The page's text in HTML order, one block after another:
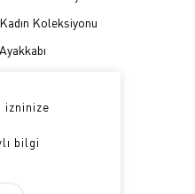
Kadın Koleksiyonu
Ayakkabı
Sweatshirt
izninize
bilgi